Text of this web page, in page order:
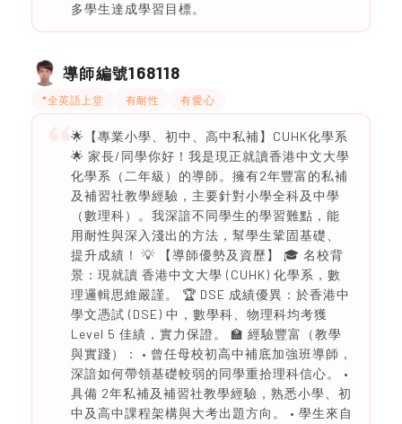
多學生達成學習目標。
導師編號168118
*全英語上堂 有耐性 有愛心
🌟【專業小學、初中、高中私補】CUHK化學系
🌟 家長/同學你好！我是現正就讀香港中文大學
化學系（二年級）的導師。擁有2年豐富的私補
及補習社教學經驗，主要針對小學全科及中學
（數理科）。我深諳不同學生的學習難點，能
用耐性與深入淺出的方法，幫學生鞏固基礎、
提升成績！ 💡 【導師優勢及資歷】 🎓 名校背
景：現就讀 香港中文大學 (CUHK) 化學系，數
理邏輯思維嚴謹。 🏆 DSE 成績優異：於香港中
學文憑試 (DSE) 中，數學科、物理科均考獲
Level 5 佳績，實力保證。 🏫 經驗豐富（教學
與實踐）： • 曾任母校初高中補底加強班導師，
深諳如何帶領基礎較弱的同學重拾理科信心。 •
具備 2年私補及補習社教學經驗，熟悉小學、初
中及高中課程架構與大考出題方向。 • 學生來自